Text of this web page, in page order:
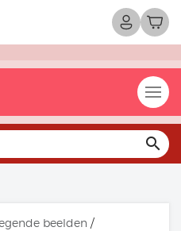
search
beelden /